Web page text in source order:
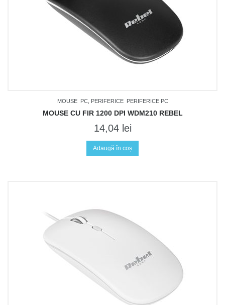
MOUSE PC, PERIFERICE PERIFERICE PC
MOUSE CU FIR 1200 DPI WDM210 REBEL
14,04 lei
Adaugă în coș